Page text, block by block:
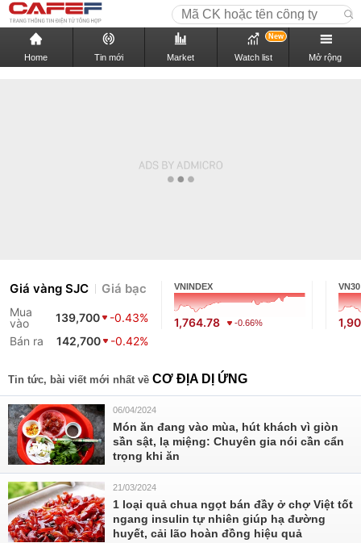
Home Tin mới Market Watch list
New
Mở rộng
Giá vàng SJC Giá bạc
Mua
vào
139,700
-0.43%
Bán ra
142,700 -0.42%
VNINDEX
1,764.78 -0.66%
VN30
Tin tức, bài viết mới nhất về CƠ ĐỊA DỊ ỨNG
06/04/2024
Món ăn đang vào mùa, hút khách vì giòn
sần sật, lạ miệng: Chuyên gia nói cần cẩn
trọng khi ăn
21/03/2024
1 loại quả chua ngọt bán đầy ở chợ Việt tốt
ngang insulin tự nhiên giúp hạ đường
huyết, cải lão hoàn đồng hiệu quả